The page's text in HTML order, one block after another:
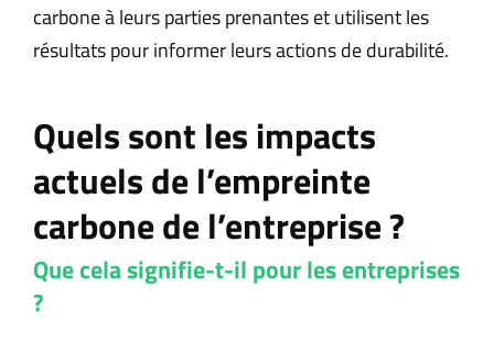
carbone à leurs parties prenantes et utilisent les
résultats pour informer leurs actions de durabilité.
Quels sont les impacts
actuels de l’empreinte
carbone de l’entreprise ?
Que cela signifie-t-il pour les entreprises
?